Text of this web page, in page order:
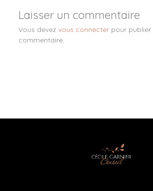
Laisser un commentaire
Vous devez vous connecterpour publier
commentaire.